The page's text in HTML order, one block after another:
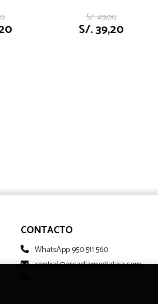
S/. 49,00
S/. 39,20
CONTACTO
WhatsApp 950 511 560
central@arcadiamediatica.com